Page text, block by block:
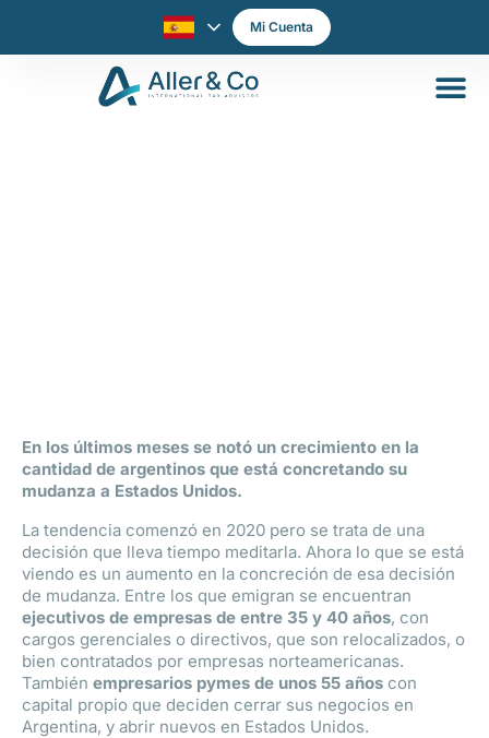
Mi Cuenta
En los últimos meses se notó un crecimiento en la
cantidad de argentinos que está concretando su
mudanza a Estados Unidos.
La tendencia comenzó en 2020 pero se trata de una
decisión que lleva tiempo meditarla. Ahora lo que se está
viendo es un aumento en la concreción de esa decisión
de mudanza. Entre los que emigran se encuentran
ejecutivos de empresas de entre 35 y 40 años, con
cargos gerenciales o directivos, que son relocalizados, o
bien contratados por empresas norteamericanas.
También empresarios pymes de unos 55 años con
capital propio que deciden cerrar sus negocios en
Argentina, y abrir nuevos en Estados Unidos.